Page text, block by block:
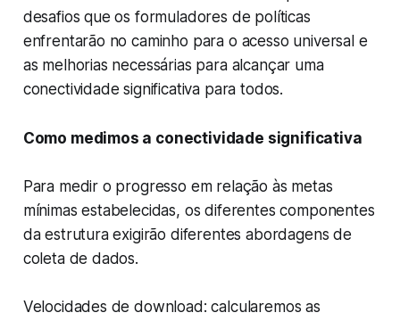
desafios que os formuladores de políticas
enfrentarão no caminho para o acesso universal e
as melhorias necessárias para alcançar uma
conectividade significativa para todos.
Como medimos a conectividade significativa
Para medir o progresso em relação às metas
mínimas estabelecidas, os diferentes componentes
da estrutura exigirão diferentes abordagens de
coleta de dados.
Velocidades de download: calcularemos as